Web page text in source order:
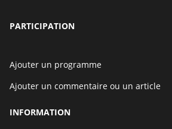
PARTICIPATION
Ajouter un programme
Ajouter un commentaire ou un article
INFORMATION